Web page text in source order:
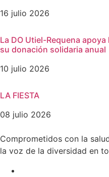
16 julio 2026
La DO Utiel-Requena
su donación solidaria anual
10 julio 2026
LA FIESTA
08 julio 2026
Comprometidos con la
la voz de la diversidad en